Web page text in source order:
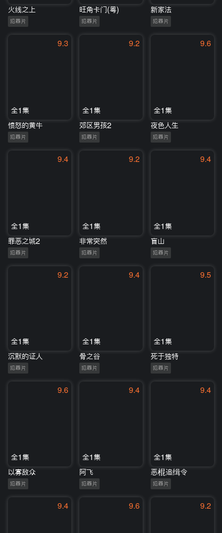
火线之上
犯罪片
旺角卡门(粤)
犯罪片
新家法
犯罪片
9.3
全1集
愤怒的黄牛
犯罪片
9.2
全1集
郊区男孩2
犯罪片
9.6
全1集
夜色人生
犯罪片
9.4
全1集
罪恶之城2
犯罪片
9.2
全1集
非常突然
犯罪片
9.4
全1集
盲山
犯罪片
9.2
全1集
沉默的证人
犯罪片
9.4
全1集
骨之谷
犯罪片
9.5
全1集
死于独特
犯罪片
9.6
全1集
以寡敌众
犯罪片
9.4
全1集
阿飞
犯罪片
9.4
全1集
恶棍追缉令
犯罪片
9.4 9.6 9.2